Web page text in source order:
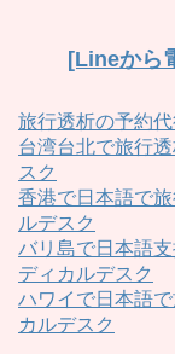
[Lineから
旅行透析の予約
台湾台北で旅行
スク
香港で日本語で
ルデスク
バリ島で日本語
ディカルデスク
ハワイで日本語
カルデスク